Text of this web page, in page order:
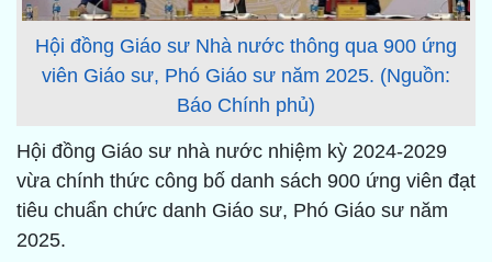
Hội đồng Giáo sư Nhà nước thông qua 900 ứng
viên Giáo sư, Phó Giáo sư năm 2025. (Nguồn:
Báo Chính phủ)
Hội đồng Giáo sư nhà nước nhiệm kỳ 2024-2029
vừa chính thức công bố danh sách 900 ứng viên đạt
tiêu chuẩn chức danh Giáo sư, Phó Giáo sư năm
2025.